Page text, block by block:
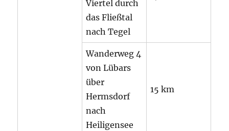
Viertel durch
das Fließtal
nach Tegel
Wanderweg 4
von Lübars
über
Hermsdorf
nach
Heiligensee
15 km